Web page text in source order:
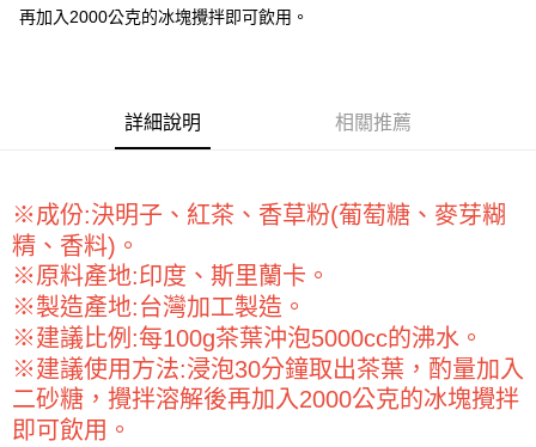
街口支付
【關於「AFTEE先享後付」】
AFTEE先享後付是「在收到商品之後才付款」的支付方式。 讓您購物簡單
便利好安心！
１．簡單：不需註冊會員、不需綁卡、不需儲值。
２．便利：只要手機號碼，簡訊認證，即可結帳。
３．安心：先確認商品／服務後，再付款。
【「AFTEE先享後付」結帳流程】
１．於結帳方式選擇「AFTEE先享後付」後，將跳轉至「AFTEE先享後付」
結帳頁面，進行簡訊認證並確認金額後，即可完成結帳。
２．訂單成立數日內，您將收到繳費通知簡訊。
ATM付款
運送方式
全家取貨付款-重量限制含紙箱10kg，請控制商品重量在9~9.5
kg
每筆NT$90，滿NT$990(含以上)免運費
付款後全家取貨-重量限制含紙箱10kg，請控制商品重量在9~
再加入2000公克的冰塊攪拌即可飲用。
詳細說明 相關推薦
※成份:決明子、紅茶、香草粉(葡萄糖、麥芽糊
精、香料)。
※原料產地:印度、斯里蘭卡。
※製造產地:台灣加工製造。
※建議比例:每100g茶葉沖泡5000cc的沸水。
※建議使用方法:浸泡30分鐘取出茶葉，酌量加入
二砂糖，攪拌溶解後再加入2000公克的冰塊攪拌
即可飲用。